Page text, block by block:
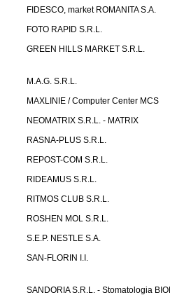
FIDESCO, market ROMANITA S.A.
FOTO RAPID S.R.L.
GREEN HILLS MARKET S.R.L.
M.A.G. S.R.L.
MAXLINIE / Computer Center MCS
NEOMATRIX S.R.L. - MATRIX
RASNA-PLUS S.R.L.
REPOST-COM S.R.L.
RIDEAMUS S.R.L.
RITMOS CLUB S.R.L.
ROSHEN MOL S.R.L.
S.E.P. NESTLE S.A.
SAN-FLORIN I.I.
SANDORIA S.R.L. - Stomatologia